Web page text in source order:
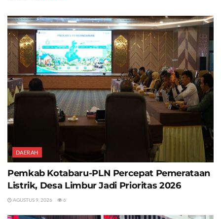
DAERAH
Pemkab Kotabaru-PLN Percepat Pemerataan
Listrik, Desa Limbur Jadi Prioritas 2026
AGUSTUS 9, 2026 6